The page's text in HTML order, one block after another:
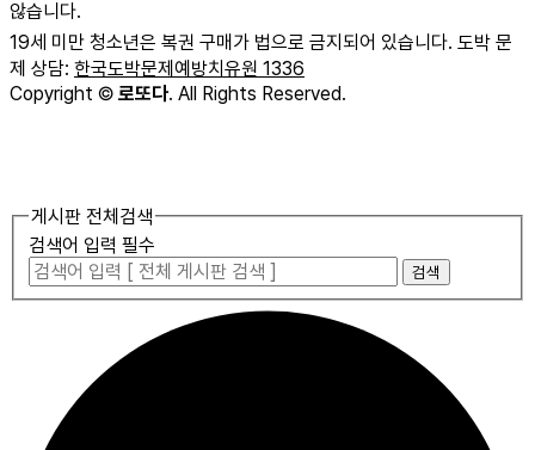
않습니다.
19세 미만 청소년은 복권 구매가 법으로 금지되어 있습니다. 도박 문
제 상담: 한국도박문제예방치유원 1336
Copyright © 로또다. All Rights Reserved.
게시판 전체검색
검색어 입력 필수
검색